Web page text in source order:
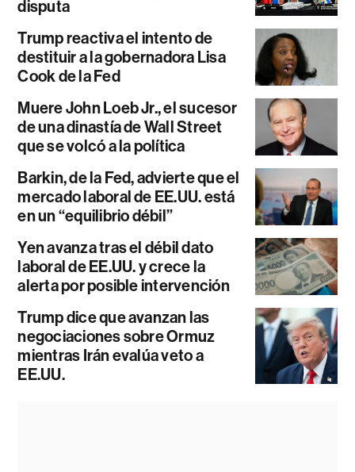
disputa
Trump reactiva el intento de
destituir a la gobernadora Lisa
Cook de la Fed
Muere John Loeb Jr., el sucesor
de una dinastía de Wall Street
que se volcó a la política
Barkin, de la Fed, advierte que el
mercado laboral de EE.UU. está
en un “equilibrio débil”
Yen avanza tras el débil dato
laboral de EE.UU. y crece la
alerta por posible intervención
Trump dice que avanzan las
negociaciones sobre Ormuz
mientras Irán evalúa veto a
EE.UU.